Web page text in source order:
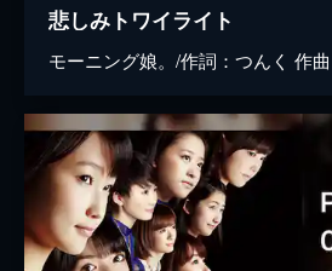
悲しみトワイライト
モーニング娘。/作詞：つんく 作曲